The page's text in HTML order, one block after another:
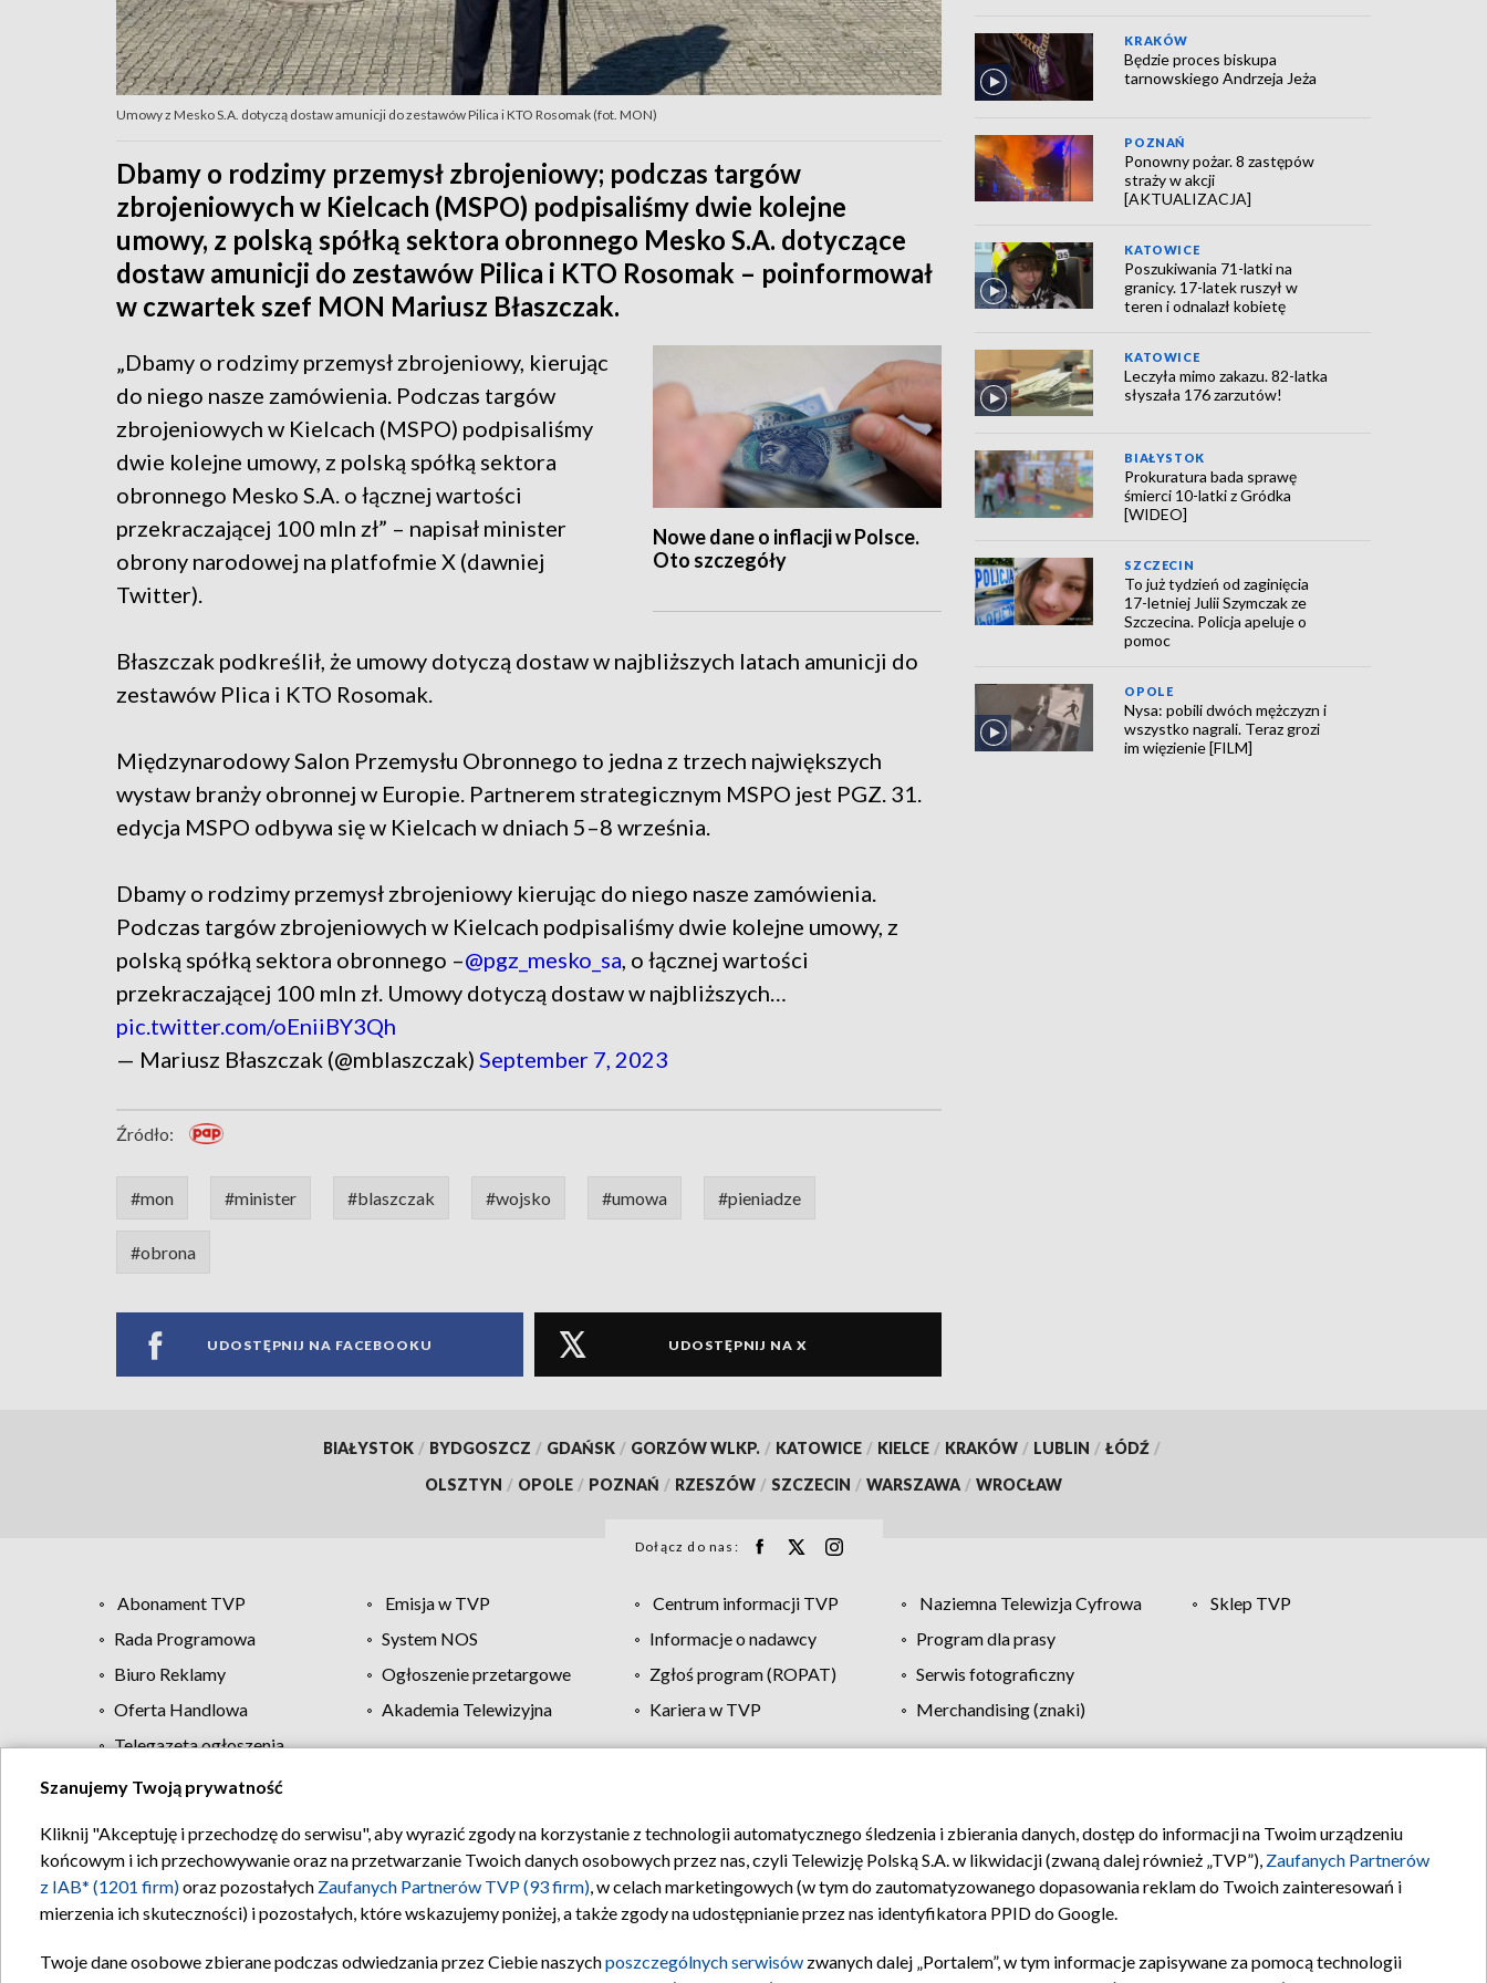
Umowy z Mesko S.A. dotyczą dostaw amunicji do zestawów Pilica i KTO Rosomak (fot. MON)
Dbamy o rodzimy przemysł zbrojeniowy; podczas targów
zbrojeniowych w Kielcach (MSPO) podpisaliśmy dwie kolejne
umowy, z polską spółką sektora obronnego Mesko S.A. dotyczące
dostaw amunicji do zestawów Pilica i KTO Rosomak – poinformował
w czwartek szef MON Mariusz Błaszczak.
Nowe dane o inflacji w Polsce.
Oto szczegóły
„Dbamy o rodzimy przemysł zbrojeniowy, kierując
do niego nasze zamówienia. Podczas targów
zbrojeniowych w Kielcach (MSPO) podpisaliśmy
dwie kolejne umowy, z polską spółką sektora
obronnego Mesko S.A. o łącznej wartości
przekraczającej 100 mln zł” – napisał minister
obrony narodowej na platfofmie X (dawniej
Twitter).
Błaszczak podkreślił, że umowy dotyczą dostaw w najbliższych latach amunicji do
zestawów Plica i KTO Rosomak.
Międzynarodowy Salon Przemysłu Obronnego to jedna z trzech największych
wystaw branży obronnej w Europie. Partnerem strategicznym MSPO jest PGZ. 31.
edycja MSPO odbywa się w Kielcach w dniach 5–8 września.
Dbamy o rodzimy przemysł zbrojeniowy kierując do niego nasze zamówienia.
Podczas targów zbrojeniowych w Kielcach podpisaliśmy dwie kolejne umowy, z
polską spółką sektora obronnego –@pgz_mesko_sa, o łącznej wartości
przekraczającej 100 mln zł. Umowy dotyczą dostaw w najbliższych…
pic.twitter.com/oEniiBY3Qh
— Mariusz Błaszczak (@mblaszczak) September 7, 2023
Źródło:
#mon #minister #blaszczak #wojsko #umowa #pieniadze
#obrona
UDOSTĘPNIJ NA FACEBOOKU UDOSTĘPNIJ NA X
KRAKÓW
Będzie proces biskupa
tarnowskiego Andrzeja Jeża
POZNAŃ
Ponowny pożar. 8 zastępów
straży w akcji
[AKTUALIZACJA]
KATOWICE
Poszukiwania 71-latki na
granicy. 17-latek ruszył w
teren i odnalazł kobietę
KATOWICE
Leczyła mimo zakazu. 82-latka
słyszała 176 zarzutów!
BIAŁYSTOK
Prokuratura bada sprawę
śmierci 10-latki z Gródka
[WIDEO]
SZCZECIN
To już tydzień od zaginięcia
17-letniej Julii Szymczak ze
Szczecina. Policja apeluje o
pomoc
OPOLE
Nysa: pobili dwóch mężczyzn i
wszystko nagrali. Teraz grozi
im więzienie [FILM]
BIAŁYSTOK / BYDGOSZCZ / GDAŃSK / GORZÓW WLKP. / KATOWICE / KIELCE / KRAKÓW / LUBLIN / ŁÓDŹ /
OLSZTYN / OPOLE / POZNAŃ / RZESZÓW / SZCZECIN / WARSZAWA / WROCŁAW
Dołącz do nas:
Abonament TVP Emisja w TVP Centrum informacji TVP Naziemna Telewizja Cyfrowa
Sklep TVP
Rada Programowa
System NOS Informacje o nadawcy
Program dla prasy
Biuro Reklamy
Ogłoszenie przetargowe Zgłoś program (ROPAT)
Serwis fotograficzny
Oferta Handlowa
Akademia Telewizyjna Kariera w TVP
Merchandising (znaki)
Telegazeta ogłoszenia
Regulamin TVP Polityka prywatności Moje zgody Pomoc Biuro reklamy Kontakt
Szanujemy Twoją prywatność
Kliknij "Akceptuję i przechodzę do serwisu", aby wyrazić zgody na korzystanie z technologii automatycznego śledzenia i zbierania danych, dostęp do informacji na Twoim urządzeniu
końcowym i ich przechowywanie oraz na przetwarzanie Twoich danych osobowych przez nas, czyli Telewizję Polską S.A. w likwidacji (zwaną dalej również „TVP”), Zaufanych Partnerów
z IAB* (1201 firm)oraz pozostałych Zaufanych Partnerów TVP (93 firm), w celach marketingowych (w tym do zautomatyzowanego dopasowania reklam do Twoich zainteresowań i
mierzenia ich skuteczności) i pozostałych, które wskazujemy poniżej, a także zgody na udostępnianie przez nas identyfikatora PPID do Google.
Twoje dane osobowe zbierane podczas odwiedzania przez Ciebie naszychposzczególnych serwisów zwanych dalej „Portalem”, w tym informacje zapisywane za pomocą technologii